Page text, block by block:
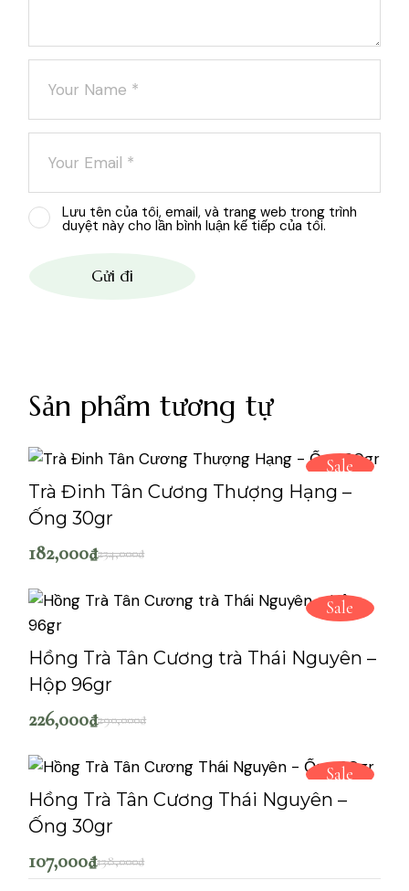
Lưu tên của tôi, email, và trang web trong trình
duyệt này cho lần bình luận kế tiếp của tôi.
Gửi đi
Sản phẩm tương tự
Sale
Trà Đinh Tân Cương Thượng Hạng –
Ống 30gr
234,000₫
182,000₫
Sale
Hồng Trà Tân Cương trà Thái Nguyên –
Hộp 96gr
290,000₫
226,000₫
Sale
Hồng Trà Tân Cương Thái Nguyên –
Ống 30gr
138,000₫
107,000₫